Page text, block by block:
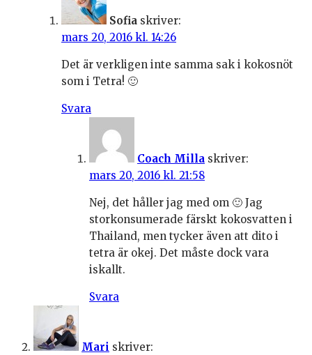
Sofia skriver:
mars 20, 2016 kl. 14:26
Det är verkligen inte samma sak i kokosnöt
som i Tetra! 🙂
Svara
Coach Milla skriver:
mars 20, 2016 kl. 21:58
Nej, det håller jag med om 🙂 Jag
storkonsumerade färskt kokosvatten i
Thailand, men tycker även att dito i
tetra är okej. Det måste dock vara
iskallt.
Svara
Mari skriver: